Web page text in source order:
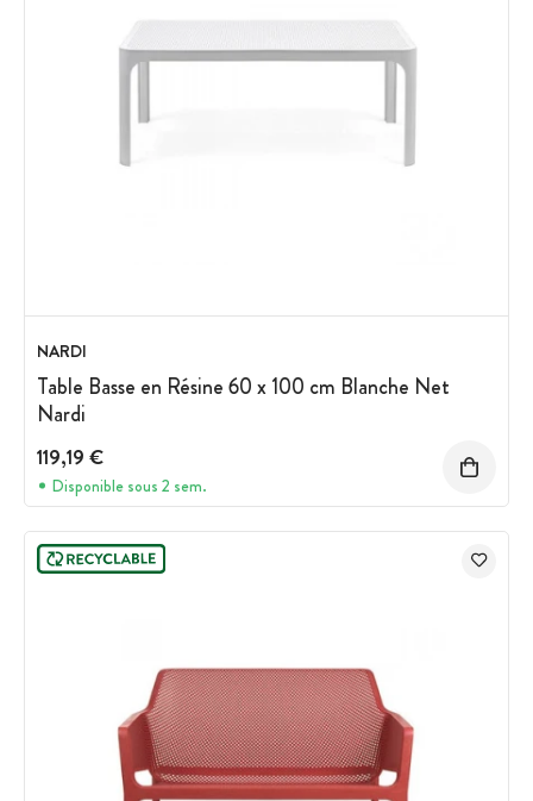
NARDI
Table Basse en Résine 60 x 100 cm Blanche Net
Nardi
119,19 €
Disponible sous 2 sem.